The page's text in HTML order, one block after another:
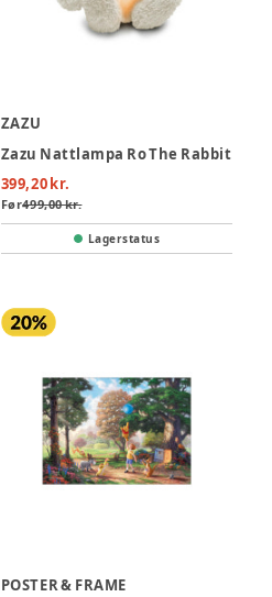
ZAZU
Zazu Nattlampa Ro The Rabbit
399,20 kr.
Før499,00 kr.
Lagerstatus
POSTER & FRAME